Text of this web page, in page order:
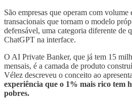
São empresas que operam com volume
transacionais que tornam o modelo
defensável, uma categoria diferente de
ChatGPT na interface.
O AI Private Banker, que já tem 15
mensais, é a camada de produto
Vélez descreveu o conceito ao
experiência que o 1% mais rico tem
pobres.